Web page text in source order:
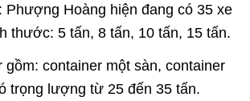
Phượng Hoàng hiện đang có 35 xe
thước: 5 tấn, 8 tấn, 10 tấn, 15 tấn.
gồm: container một sàn, container
trọng lượng từ 25 đến 35 tấn.